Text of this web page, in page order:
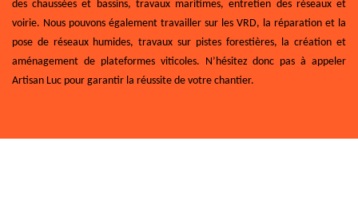
des chaussées et bassins, travaux maritimes, entretien des réseaux et
voirie. Nous pouvons également travailler sur les VRD, la réparation et la
pose de réseaux humides, travaux sur pistes forestières, la création et
aménagement de plateformes viticoles. N’hésitez donc pas à appeler
Artisan Luc pour garantir la réussite de votre chantier.